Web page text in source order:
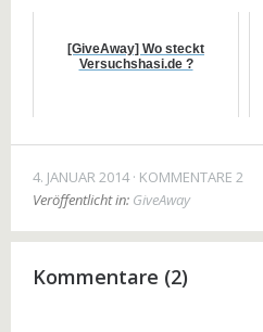
[GiveAway] Wo steckt
Versuchshasi.de ?
4. JANUAR 2014 KOMMENTARE 2
Veröffentlicht in: GiveAway
Kommentare (2)